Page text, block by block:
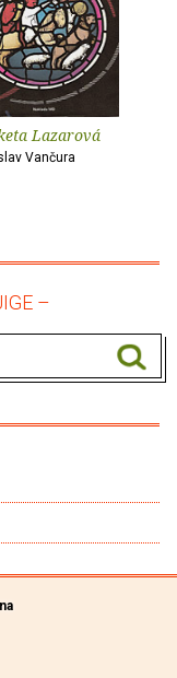
Lazarová
Vančura
–